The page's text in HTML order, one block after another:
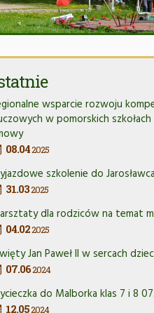
wsparcie rozwoju
w pomorskich
08.042025
szkolenie do Jarosławca
31.032025
dla rodziców na temat
04.022025
Jan Paweł II w sercach
07.062024
do Malborka klas 7 i 8
12.052024